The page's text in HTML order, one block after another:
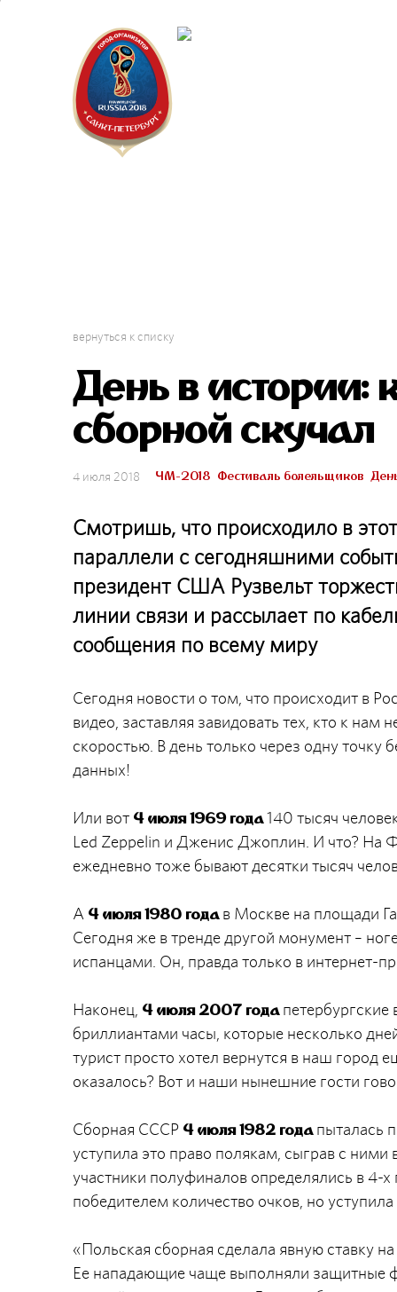
вернуться к списку
День в истории:
сборной скучал
4 июля 2018 ЧМ-2018 Фестиваль болельщиков
Смотришь, что происходило в
параллели с сегодняшними
президент США Рузвельт
линии связи и рассылает по
сообщения по всему миру
Сегодня новости о том, что происходит в
видео, заставляя завидовать тех, кто к
скоростью. В день только через одну точку
данных!
Или вот 4 июля 1969 года140 тысяч
Led Zeppelin и Дженис Джоплин. И что? На
ежедневно тоже бывают десятки тысяч
А 4 июля 1980 годав Москве на площади
Сегодня же в тренде другой монумент –
испанцами. Он, правда только в интернет-
Наконец, 4 июля 2007 года
бриллиантами часы, которые несколько
турист просто хотел вернутся в наш город
оказалось? Вот и наши нынешние гости
Сборная СССР 4 июля 1982 годапыталась
уступила это право полякам, сыграв с
участники полуфиналов определялись в 4-
победителем количество очков, но
«Польская сборная сделала явную ставку
Ее нападающие чаще выполняли защитные